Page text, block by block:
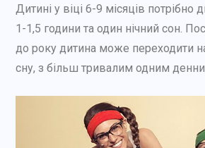
Дитині у віці 6-9 місяців потрібно
1-1,5 години та один нічний сон.
до року дитина може переходити
сну, з більш тривалим одним